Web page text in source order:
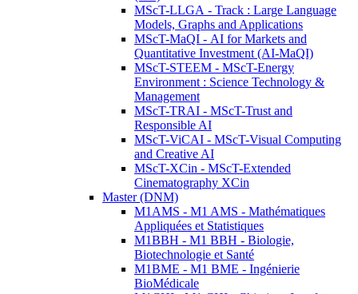
MScT-LLGA - Track : Large Language
Models, Graphs and Applications
MScT-MaQI - AI for Markets and
Quantitative Investment (AI-MaQI)
MScT-STEEM - MScT-Energy
Environment : Science Technology &
Management
MScT-TRAI - MScT-Trust and
Responsible AI
MScT-ViCAI - MScT-Visual Computing
and Creative AI
MScT-XCin - MScT-Extended
Cinematography XCin
Master (DNM)
M1AMS - M1 AMS - Mathématiques
Appliquées et Statistiques
M1BBH - M1 BBH - Biologie,
Biotechnologie et Santé
M1BME - M1 BME - Ingénierie
BioMédicale